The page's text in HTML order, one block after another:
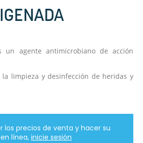
un agente antimicrobiano de acción
la limpieza y desinfección de heridas y
los precios de venta y hacer su
línea, inicie sesión